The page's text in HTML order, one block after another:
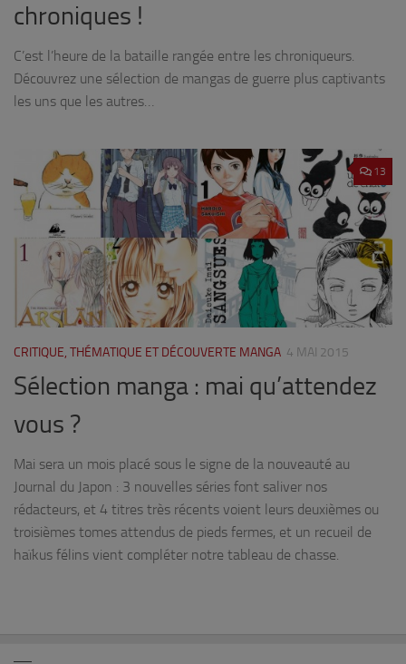
chroniques !
C’est l’heure de la bataille rangée entre les chroniqueurs.
Découvrez une sélection de mangas de guerre plus captivants
les uns que les autres…
13
CRITIQUE, THÉMATIQUE ET DÉCOUVERTE MANGA 4 MAI 2015
Sélection manga : mai qu’attendez
vous ?
Mai sera un mois placé sous le signe de la nouveauté au
Journal du Japon : 3 nouvelles séries font saliver nos
rédacteurs, et 4 titres très récents voient leurs deuxièmes ou
troisièmes tomes attendus de pieds fermes, et un recueil de
haïkus félins vient compléter notre tableau de chasse.